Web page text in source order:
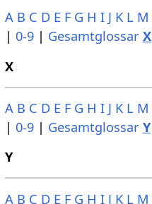
A B C D E F G H I J K L M
| 0-9| Gesamtglossar X
X
A B C D E F G H I J K L M
| 0-9| Gesamtglossar Y
Y
A B C D E F G H I J K L M